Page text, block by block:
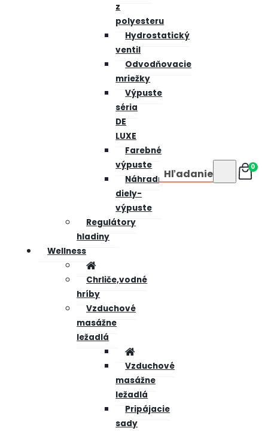
z
polyesteru
Hydrostatický
ventil
Odvodňovacie
mriežky
Výpuste
séria
DE
LUXE
Farebné
výpuste
Náhradné
diely-
výpuste
Regulátory
hladiny
Wellness
Chrliče,vodné
hríby
Vzduchové
masážne
ležadlá
Vzduchové
masážne
ležadlá
Pripájacie
sady
Hľadanie 0